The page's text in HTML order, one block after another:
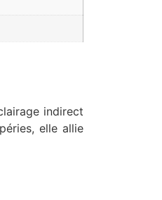
indirect
elle allie